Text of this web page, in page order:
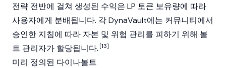
전략 전반에 걸쳐 생성된 수익은 LP 토큰 보유량에 따라
사용자에게 분배됩니다. 각 DynaVault에는 커뮤니티에서
승인한 지침에 따라 자본 및 위험 관리를 피하기 위해 볼
트 관리자가 할당됩니다.[13]
미리 정의된 다이나볼트